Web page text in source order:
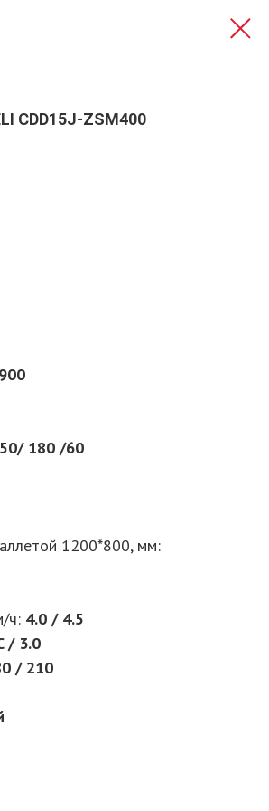
CDD15J-ZSM400
180 /60
1200*800, мм:
ч: 4.0 / 4.5
/ 3.0
/ 210